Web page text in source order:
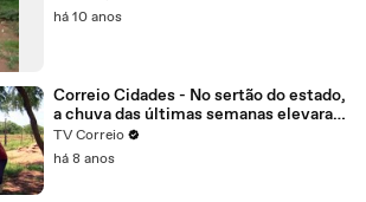
há 10 anos
Correio Cidades - No sertão do estado,
a chuva das últimas semanas elevaram
o nível dos reservatórios na região de
Patos.
TV Correio
há 8 anos